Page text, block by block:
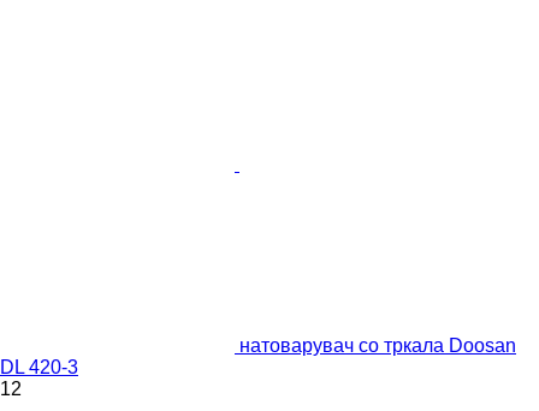
натоварувач со тркала Doosan
DL 420-3
12